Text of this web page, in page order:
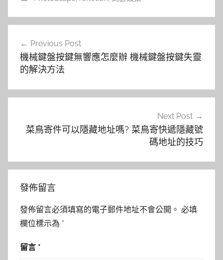
章
覽
Previous Post
機械鍵盤按鍵無響應怎麼辦 機械鍵盤按鍵失靈
的解決方法
Next Post
菜鳥寄件可以隱藏地址嗎? 菜鳥寄快遞隱藏號
碼地址的技巧
發佈留言
發佈留言必須填寫的電子郵件地址不會公開。 必填
欄位標示為 *
留言 *